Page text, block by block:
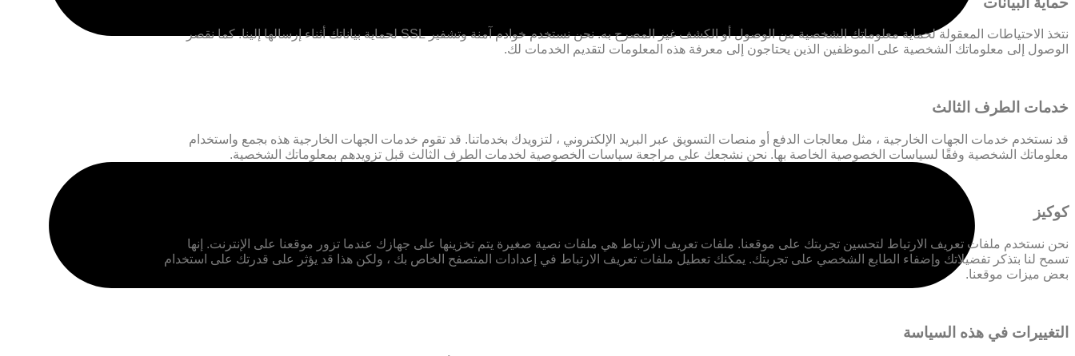
نتخذ الاحتياطات المعقولة لحماية معلوماتك الشخصية من الوصول أو الكشف غير المصرح به. نحن نستخدم خوادم آمنة وتشفير SSL لحماية بياناتك أثناء إرسالها إلينا. كما نقصر
الوصول إلى معلوماتك الشخصية على الموظفين الذين يحتاجون إلى معرفة هذه المعلومات لتقديم الخدمات لك.
خدمات الطرف الثالث
قد نستخدم خدمات الجهات الخارجية ، مثل معالجات الدفع أو منصات التسويق عبر البريد الإلكتروني ، لتزويدك بخدماتنا. قد تقوم خدمات الجهات الخارجية هذه بجمع واستخدام
معلوماتك الشخصية وفقًا لسياسات الخصوصية الخاصة بها. نحن نشجعك على مراجعة سياسات الخصوصية لخدمات الطرف الثالث قبل تزويدهم بمعلوماتك الشخصية.
كوكيز
نحن نستخدم ملفات تعريف الارتباط لتحسين تجربتك على موقعنا. ملفات تعريف الارتباط هي ملفات نصية صغيرة يتم تخزينها على جهازك عندما تزور موقعنا على الإنترنت. إنها
تسمح لنا بتذكر تفضيلاتك وإضفاء الطابع الشخصي على تجربتك. يمكنك تعطيل ملفات تعريف الارتباط في إعدادات المتصفح الخاص بك ، ولكن هذا قد يؤثر على قدرتك على استخدام
بعض ميزات موقعنا.
التغييرات في هذه السياسة